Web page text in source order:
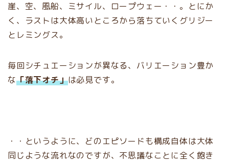
崖、空、風船、ミサイル、ロープウェー・・。とにか
く、ラストは大体高いところから落ちていくグリジー
とレミングス。
毎回シチュエーションが異なる、バリエーション豊か
な「落下オチ」は必見です。
・・というように、どのエピソードも構成自体は大体
同じような流れなのですが、不思議なことに全く飽き